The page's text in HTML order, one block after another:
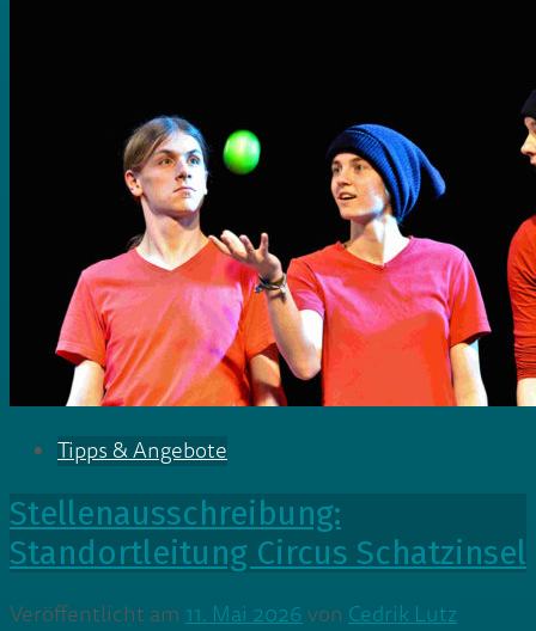
Tipps & Angebote
Stellenausschreibung:
Standortleitung Circus Schatzinsel
Veröffentlicht am 11. Mai 2026 von Cedrik Lutz